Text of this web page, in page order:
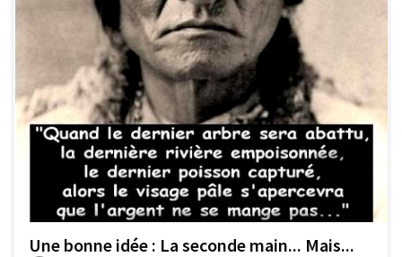
Une bonne idée : La seconde main... Mais...